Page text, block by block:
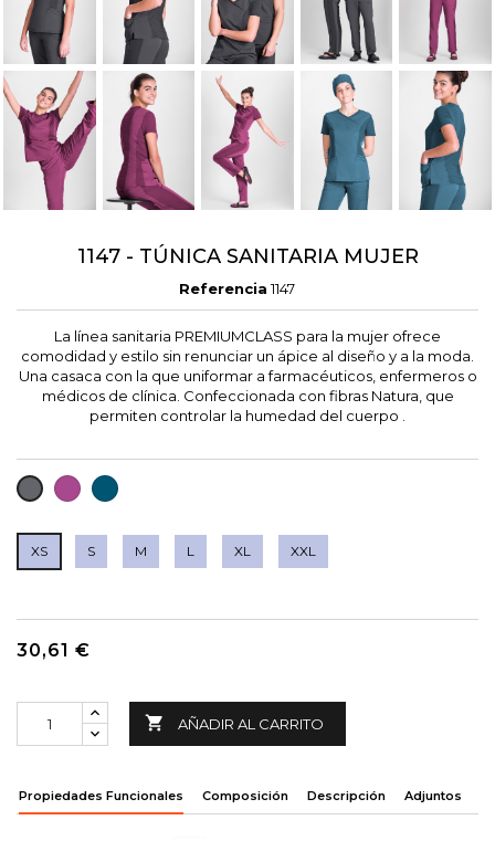
1147 - TÚNICA SANITARIA MUJER
Referencia 1147
La línea sanitaria PREMIUMCLASS para la mujer ofrece
comodidad y estilo sin renunciar un ápice al diseño y a la moda.
Una casaca con la que uniformar a farmacéuticos, enfermeros o
médicos de clínica. Confeccionada con fibras Natura, que
permiten controlar la humedad del cuerpo .
GRIS
OSCURO
FUCSIAPETROLEO
XS S M L XL XXL
30,61 €
 AÑADIR AL CARRITO
Propiedades Funcionales Composición Descripción Adjuntos